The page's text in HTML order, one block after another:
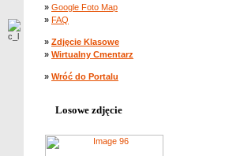
» Google Foto Map
» FAQ
» Zdjęcie Klasowe
» Wirtualny Cmentarz
» Wróć do Portalu
Losowe zdjęcie